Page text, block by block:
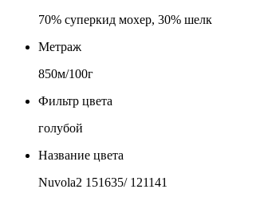
70% суперкид мохер, 30% шелк
Метраж
850м/100г
Фильтр цвета
голубой
Название цвета
Nuvola2 151635/ 121141